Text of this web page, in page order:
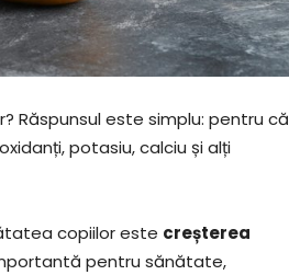
Răspunsul este simplu: pentru că
potasiu, calciu și alți
copiilor este creșterea
pentru sănătate,